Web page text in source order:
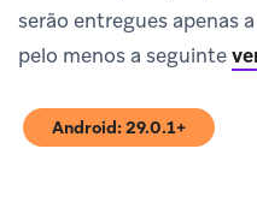
serão entregues apenas
pelo menos a seguinte
Android: 29.0.1+
(opens in new tab)